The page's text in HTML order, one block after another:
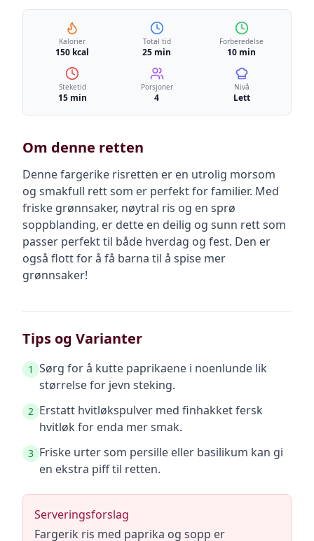
Kalorier
150 kcal
Total tid
25 min
Forberedelse
10 min
Steketid
15 min
Porsjoner
4
Nivå
Lett
Om denne retten
Denne fargerike risretten er en utrolig morsom
og smakfull rett som er perfekt for familier. Med
friske grønnsaker, nøytral ris og en sprø
soppblanding, er dette en deilig og sunn rett som
passer perfekt til både hverdag og fest. Den er
også flott for å få barna til å spise mer
grønnsaker!
Tips og Varianter
1 Sørg for å kutte paprikaene i noenlunde lik
størrelse for jevn steking.
2 Erstatt hvitløkspulver med finhakket fersk
hvitløk for enda mer smak.
3 Friske urter som persille eller basilikum kan gi
en ekstra piff til retten.
Serveringsforslag
Fargerik ris med paprika og sopp er